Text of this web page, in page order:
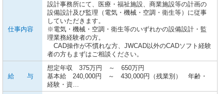
仕事内容
設計事務所にて、医療・福祉施設、商業施設等の計画の
設備設計及び監理（電気・機械・空調・衛生等）に従事
していただきます。
※電気・機械・空調・衛生等のいずれかの設備設計・監
理業務経験者の方。
CAD操作が不慣れな方、JWCAD以外のCADソフト経験
者の方もまずはご相談ください。
給 与
想定年収 375万円 ～ 650万円
基本給 240,000円 ～ 430,000円（残業別） 年齢・
経験・資…